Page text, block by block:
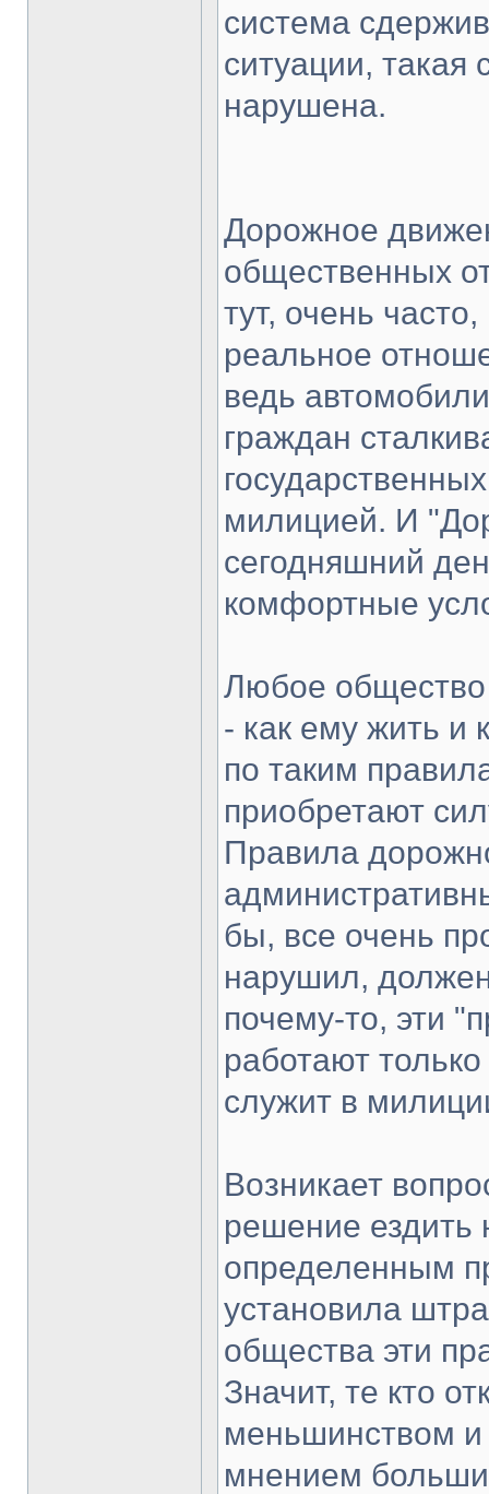
система
ситуации,
нарушена.
Дорожное
общественных
тут, очень
реальное
ведь
граждан
милицией. И
сегодняшний
комфортные
Любое общество
- как ему жить и
по таким
приобретают
Правила
бы, все очень
нарушил,
почему-то, эти
работают
служит в
Возникает
решение ездить
определенным
установила
общества эти
Значит, те кто
меньшинством и
мнением